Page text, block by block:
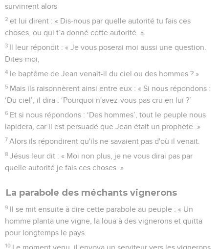
survinrent alors
2 et lui dirent : « Dis-nous par quelle autorité tu fais ces
choses, ou qui t’a donné cette autorité. »
3 Il leur répondit : « Je vous poserai moi aussi une question.
Dites-moi,
4 le baptême de Jean venait-il du ciel ou des hommes ? »
5 Mais ils raisonnèrent ainsi entre eux : « Si nous répondons :
‘Du ciel’, il dira : ‘Pourquoi n'avez-vous pas cru en lui ?’
6 Et si nous répondons : ‘Des hommes’, tout le peuple nous
lapidera, car il est persuadé que Jean était un prophète. »
7 Alors ils répondirent qu'ils ne savaient pas d'où il venait.
8 Jésus leur dit : « Moi non plus, je ne vous dirai pas par
quelle autorité je fais ces choses. »
La parabole des méchants vignerons
9 Il se mit ensuite à dire cette parabole au peuple : « Un
homme planta une vigne, la loua à des vignerons et quitta
pour longtemps le pays.
10 Le moment venu, il envoya un serviteur vers les vignerons